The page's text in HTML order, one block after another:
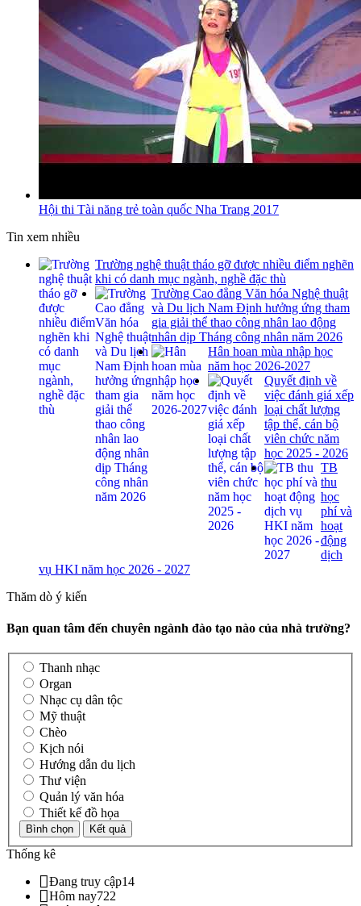
Hội thi Tài năng trẻ toàn quốc Nha Trang 2017
Tin xem nhiều
Trường nghệ thuật tháo gỡ được nhiều điểm nghẽn
khi có danh mục ngành, nghề đặc thù
Trường Cao đẳng Văn hóa Nghệ thuật
và Du lịch Nam Định hưởng ứng tham
gia giải thể thao công nhân lao động
nhân dịp Tháng công nhân năm 2026
Hân hoan mùa nhập học
năm học 2026-2027
Quyết định về
việc đánh giá xếp
loại chất lượng
tập thể, cán bộ
viên chức năm
học 2025 - 2026
TB
thu
học
phí và
hoạt
động
dịch
vụ HKI năm học 2026 - 2027
Thăm dò ý kiến
Bạn quan tâm đến chuyên ngành đào tạo nào của nhà trường?
Thanh nhạc
Organ
Nhạc cụ dân tộc
Mỹ thuật
Chèo
Kịch nói
Hướng dẫn du lịch
Thư viện
Quản lý văn hóa
Thiết kế đồ họa
Thống kê
Đang truy cập14
Hôm nay722